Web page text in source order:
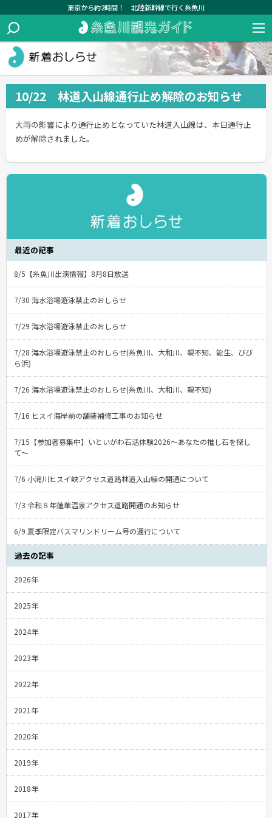
東京から約2時間！ 北陸新幹線で行く糸魚川
10/22 林道入山線通行止め解除のお知らせ
大雨の影響により通行止めとなっていた林道入山線は、本日通行止
めが解除されました。
最近の記事
8/5【糸魚川出演情報】8月8日放送
7/30 海水浴場遊泳禁止のおしらせ
7/29 海水浴場遊泳禁止のおしらせ
7/28 海水浴場遊泳禁止のおしらせ(糸魚川、大和川、親不知、能生、びび
ら浜)
7/26 海水浴場遊泳禁止のおしらせ(糸魚川、大和川、親不知)
7/16 ヒスイ海岸前の舗装補修工事のお知らせ
7/15【参加者募集中】いといがわ石活体験2026〜あなたの推し石を探し
て〜
7/6 小滝川ヒスイ峡アクセス道路林道入山線の開通について
7/3 令和８年蓮華温泉アクセス道路開通のお知らせ
6/9 夏季限定バスマリンドリーム号の運行について
過去の記事
2026年
2025年
2024年
2023年
2022年
2021年
2020年
2019年
2018年
2017年